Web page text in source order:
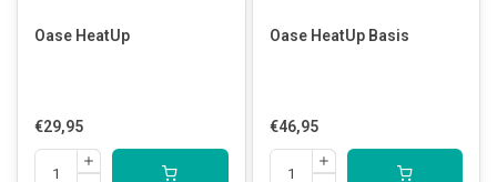
Oase HeatUp
€29,95
Oase HeatUp Basis
€46,95